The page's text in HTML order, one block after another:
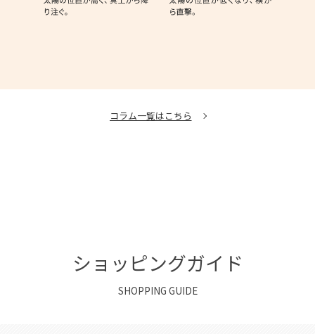
コラム一覧はこちら
ショッピングガイド
SHOPPING GUIDE